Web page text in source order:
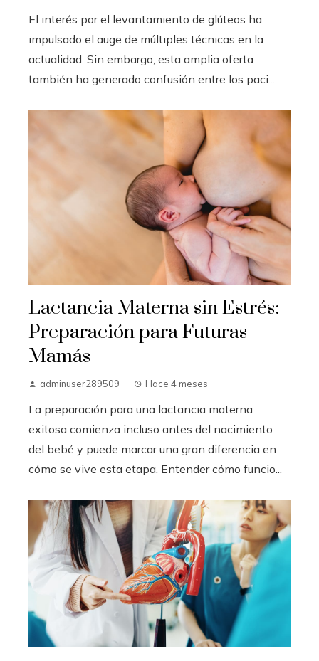
El interés por el levantamiento de glúteos ha
impulsado el auge de múltiples técnicas en la
actualidad. Sin embargo, esta amplia oferta
también ha generado confusión entre los paci...
Lactancia Materna sin Estrés:
Preparación para Futuras
Mamás
adminuser289509 Hace 4 meses
La preparación para una lactancia materna
exitosa comienza incluso antes del nacimiento
del bebé y puede marcar una gran diferencia en
cómo se vive esta etapa. Entender cómo funcio...